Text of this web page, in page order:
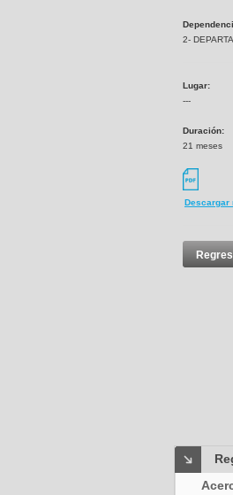
2-
Lugar:
---
Duración:
21 meses
Descargar